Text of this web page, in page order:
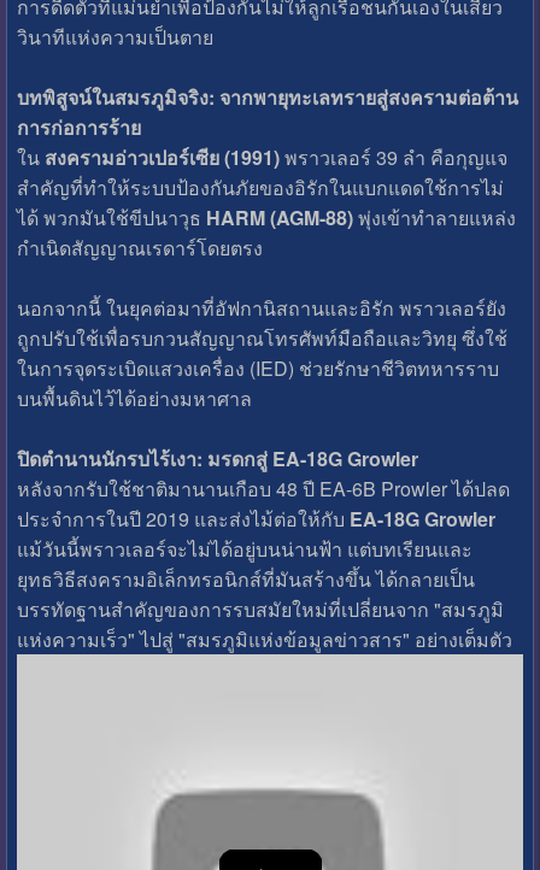
การดีดตัวที่แม่นยำเพื่อป้องกันไม่ให้ลูกเรือชนกันเองในเสี้ยว
วินาทีแห่งความเป็นตาย
บทพิสูจน์ในสมรภูมิจริง: จากพายุทะเลทรายสู่สงครามต่อต้าน
การก่อการร้าย
ใน สงครามอ่าวเปอร์เซีย (1991)พราวเลอร์ 39 ลำ คือกุญแจ
สำคัญที่ทำให้ระบบป้องกันภัยของอิรักในแบกแดดใช้การไม่
ได้ พวกมันใช้ขีปนาวุธ HARM (AGM-88)พุ่งเข้าทำลายแหล่ง
กำเนิดสัญญาณเรดาร์โดยตรง
นอกจากนี้ ในยุคต่อมาที่อัฟกานิสถานและอิรัก พราวเลอร์ยัง
ถูกปรับใช้เพื่อรบกวนสัญญาณโทรศัพท์มือถือและวิทยุ ซึ่งใช้
ในการจุดระเบิดแสวงเครื่อง (IED) ช่วยรักษาชีวิตทหารราบ
บนพื้นดินไว้ได้อย่างมหาศาล
ปิดตำนานนักรบไร้เงา: มรดกสู่ EA-18G Growler
หลังจากรับใช้ชาติมานานเกือบ 48 ปี EA-6B Prowler ได้ปลด
ประจำการในปี 2019 และส่งไม้ต่อให้กับ EA-18G Growler
แม้วันนี้พราวเลอร์จะไม่ได้อยู่บนน่านฟ้า แต่บทเรียนและ
ยุทธวิธีสงครามอิเล็กทรอนิกส์ที่มันสร้างขึ้น ได้กลายเป็น
บรรทัดฐานสำคัญของการรบสมัยใหม่ที่เปลี่ยนจาก "สมรภูมิ
แห่งความเร็ว" ไปสู่ "สมรภูมิแห่งข้อมูลข่าวสาร" อย่างเต็มตัว